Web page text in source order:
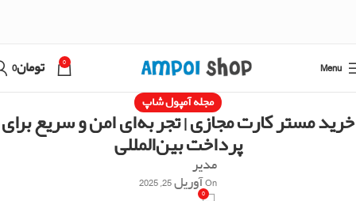
Menu
0 تومان0
مجله آمپول شاپ
خرید مستر کارت مجازی | تجربه‌ای امن و سریع برای
پرداخت بین‌المللی
مدیر
On آوریل 25, 2025
0